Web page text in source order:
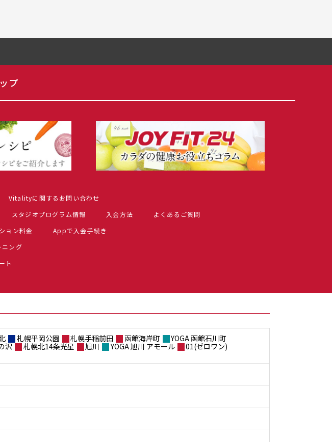
プ
Vitalityに関するお問い合わせ
スタジオプログラム情報 入会方法
よくあるご質問
ョン料金
Appで入会手続き
ニング
ト
札幌平岡公園 札幌手稲前田 函館海岸町
YOGA 函館石川町
沢 札幌北14条光星 旭川 YOGA 旭川 アモール
01(ゼロワン)